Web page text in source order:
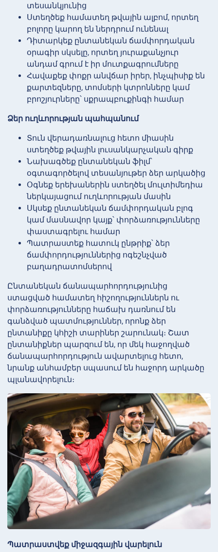
տեսանկյունից
Ստեղծեք համատեղ թվային ալբոմ, որտեղ
բոլորը կարող են ներդրում ունենալ
Դիտարկեք ընտանեկան ճամփորդական
օրագիր սկսելը, որտեղ յուրաքանչյուր
անդամ գրում է իր մուտքագրումները
Հավաքեք փոքր անվճար իրեր, ինչպիսիք են
քարտեզները, տոմսերի կտրոնները կամ
բրոշյուրները՝ սքրապբուքինգի համար
Ձեր ուղևորության պահպանում
Տուն վերադառնալուց հետո միասին
ստեղծեք թվային լուսանկարչական գիրք
Նախագծեք ընտանեկան ֆիլմ՝
օգտագործելով տեսանյութեր ձեր արկածից
Օգնեք երեխաներին ստեղծել մուլտիմեդիա
ներկայացում ուղևորության մասին
Սկսեք ընտանեկան ճամփորդական բլոգ
կամ մասնավոր կայք՝ փորձառությունները
փաստագրելու համար
Պատրաստեք հատուկ ընթրիք՝ ձեր
ճամփորդություններից ոգեշնչված
բաղադրատոմսերով
Ընտանեկան ճանապարհորդությունից
ստացված համատեղ հիշողություններն ու
փորձառությունները հաճախ դառնում են
գանձված պատմություններ, որոնք ձեր
ընտանիքը կհիշի տարիներ շարունակ։ Շատ
ընտանիքներ պարզում են, որ մեկ հաջողված
ճանապարհորդություն ավարտելուց հետո,
նրանք անհամբեր սպասում են հաջորդ արկածը
պլանավորելուն։
Պատրաստվեք միջազգային վարելուն